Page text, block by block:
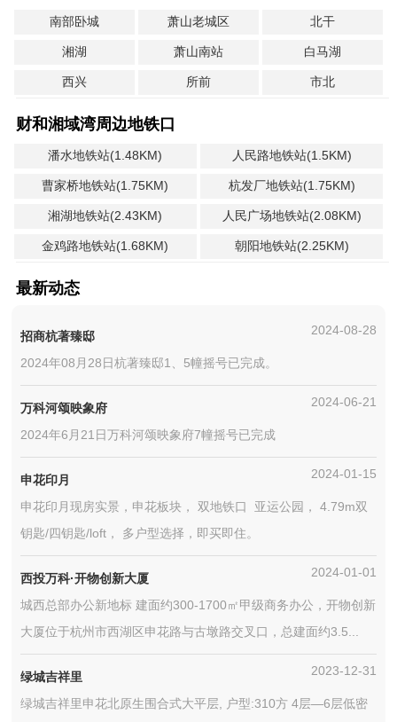
南部卧城 萧山老城区 北干
湘湖 萧山南站 白马湖
西兴 所前 市北
财和湘域湾周边地铁口
潘水地铁站(1.48KM) 人民路地铁站(1.5KM)
曹家桥地铁站(1.75KM) 杭发厂地铁站(1.75KM)
湘湖地铁站(2.43KM) 人民广场地铁站(2.08KM)
金鸡路地铁站(1.68KM) 朝阳地铁站(2.25KM)
最新动态
招商杭著臻邸 2024-08-28
2024年08月28日杭著臻邸1、5幢摇号已完成。
万科河颂映象府 2024-06-21
2024年6月21日万科河颂映象府7幢摇号已完成
申花印月 2024-01-15
申花印月现房实景，申花板块， 双地铁口 亚运公园， 4.79m双
钥匙/四钥匙/loft， 多户型选择，即买即住。
西投万科·开物创新大厦 2024-01-01
城西总部办公新地标 建面约300-1700㎡甲级商务办公，开物创新
大厦位于杭州市西湖区申花路与古墩路交叉口，总建面约3.5...
绿城吉祥里 2023-12-31
绿城吉祥里申花北原生围合式大平层, 户型:310方 4层—6层低密